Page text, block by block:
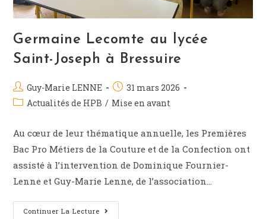
Germaine Lecomte au lycée
Saint-Joseph à Bressuire
Guy-Marie LENNE
31 mars 2026
Actualités de HPB / Mise en avant
Au cœur de leur thématique annuelle, les Premières
Bac Pro Métiers de la Couture et de la Confection ont
assisté à l’intervention de Dominique Fournier-
Lenne et Guy-Marie Lenne, de l’association…
Continuer La Lecture